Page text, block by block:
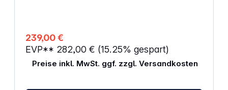
239,00 €
EVP** 282,00 € (15.25% gespart)
Preise inkl. MwSt. ggf. zzgl. Versandkosten